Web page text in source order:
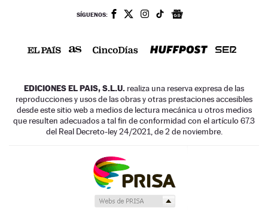
SÍGUENOS:
EDICIONES EL PAIS, S.L.U. realiza una reserva expresa de las
reproducciones y usos de las obras y otras prestaciones accesibles
desde este sitio web a medios de lectura mecánica u otros medios
que resulten adecuados a tal fin de conformidad con el artículo 67.3
del Real Decreto-ley 24/2021, de 2 de noviembre.